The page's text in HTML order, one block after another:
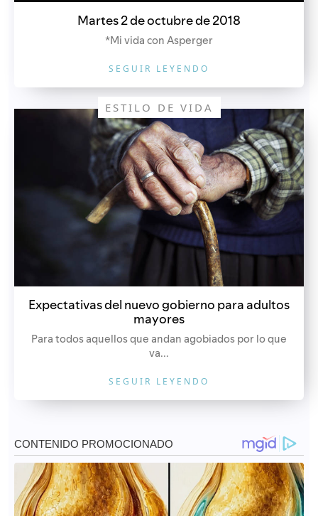
Martes 2 de octubre de 2018
*Mi vida con Asperger
SEGUIR LEYENDO
ESTILO DE VIDA
Expectativas del nuevo gobierno para adultos
mayores
Para todos aquellos que andan agobiados por lo que
va...
SEGUIR LEYENDO